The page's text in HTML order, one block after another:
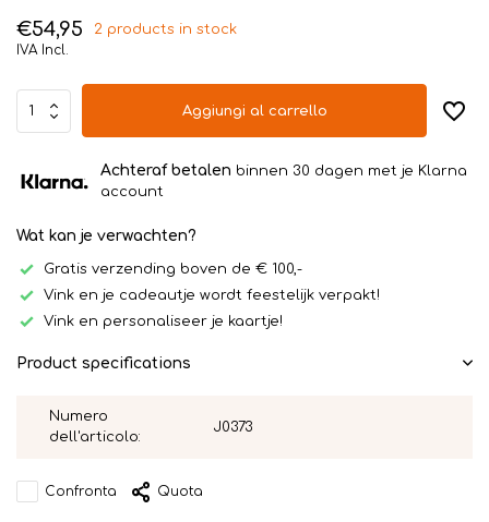
€54,95
2 products in stock
IVA Incl.
Aggiungi al carrello
Achteraf betalen binnen 30 dagen met je Klarna
account
Wat kan je verwachten?
Gratis verzending boven de € 100,-
Vink en je cadeautje wordt feestelijk verpakt!
Vink en personaliseer je kaartje!
Product specifications
Numero
dell'articolo:
J0373
Confronta Quota